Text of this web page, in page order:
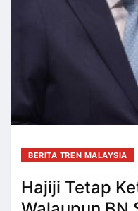
BERITA TREN MALAYSIA
Hajiji Tetap